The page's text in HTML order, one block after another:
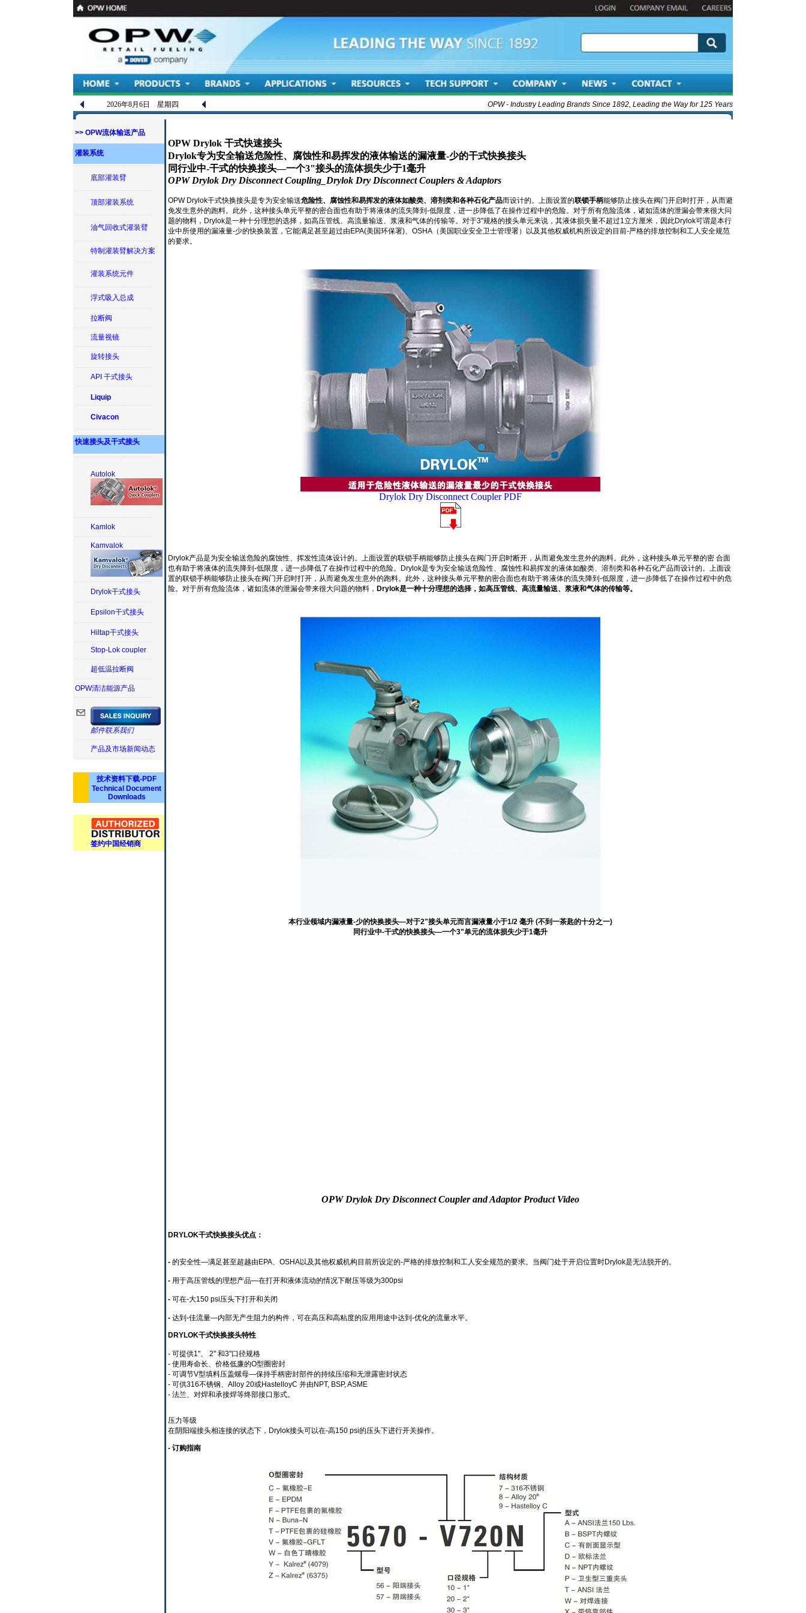
2026年8月6日 星期四 OPW - Industry Leading Brands Since 1892, Leading the Way for 125 Years
>> OPW流体输送产品
灌装系统
底部灌装臂
顶部灌装系统
油气回收式灌装臂
特制灌装臂解决方案
灌装系统元件
浮式吸入总成
拉断阀
流量视镜
旋转接头
API 干式接头
Liquip
Civacon
快速接头及干式接头
Autolok
Kamlok
Kamvalok
Drylok干式接头
Epsilon干式接头
Hiltap干式接头
Stop-Lok coupler
超低温拉断阀
OPW清洁能源产品
邮件联系我们
产品及市场新闻动态
技术资料下载-PDF
Technical Document
Downloads
签约中国经销商
OPW Drylok 干式快速接头
Drylok专为安全输送危险性、腐蚀性和易挥发的液体输送的漏液量-少的干式快换接头
同行业中-干式的快换接头—一个3"接头的流体损失少于1毫升
OPW Drylok Dry Disconnect Coupling_Drylok Dry Disconnect Couplers & Adaptors
OPW Drylok干式快换接头是专为安全输送危险性、腐蚀性和易挥发的液体如酸类、溶剂类和各种石化产品而设计的。上面设置的联锁手柄能够防止接头在阀门开启时打开，从而避
免发生意外的跑料。此外，这种接头单元平整的密合面也有助于将液体的流失降到-低限度，进一步降低了在操作过程中的危险。对于所有危险流体，诸如流体的泄漏会带来很大问
题的物料，Drylok是一种十分理想的选择，如高压管线、高流量输送、浆液和气体的传输等。对于3"规格的接头单元来说，其液体损失量不超过1立方厘米，因此Drylok可谓是本行
业中所使用的漏液量-少的快换装置，它能满足甚至超过由EPA(美国环保署)、OSHA（美国职业安全卫士管理署）以及其他权威机构所设定的目前-严格的排放控制和工人安全规范
的要求。
Drylok Dry Disconnect Coupler PDF
Drylok产品是为安全输送危险的腐蚀性、挥发性流体设计的。上面设置的联锁手柄能够防止接头在阀门开启时断开，从而避免发生意外的跑料。此外，这种接头单元平整的密 合面
也有助于将液体的流失降到-低限度，进一步降低了在操作过程中的危险。Drylok是专为安全输送危险性、腐蚀性和易挥发的液体如酸类、溶剂类和各种石化产品而设计的。上面设
置的联锁手柄能够防止接头在阀门开启时打开，从而避免发生意外的跑料。此外，这种接头单元平整的密合面也有助于将液体的流失降到-低限度，进一步降低了在操作过程中的危
险。对于所有危险流体，诸如流体的泄漏会带来很大问题的物料， Drylok是一种十分理想的选择，如高压管线、高流量输送、浆液和气体的传输等。
本行业领域内漏液量-少的快换接头—对于2"接头单元而言漏液量小于1/2 毫升 (不到一茶匙的十分之一)
同行业中-干式的快换接头—一个3"单元的流体损失少于1毫升
OPW Drylok Dry Disconnect Coupler and Adaptor Product Video
DRYLOK干式快换接头优点：
- 的安全性—满足甚至超越由EPA、OSHA以及其他权威机构目前所设定的-严格的排放控制和工人安全规范的要求。当阀门处于开启位置时Drylok是无法脱开的。
- 用于高压管线的理想产品—在打开和液体流动的情况下耐压等级为300psi
- 可在-大150 psi压头下打开和关闭
- 达到-佳流量—内部无产生阻力的构件，可在高压和高粘度的应用用途中达到-优化的流量水平。
DRYLOK干式快换接头特性
- 可提供1"、 2" 和3"口径规格
- 使用寿命长、价格低廉的O型圈密封
- 可调节V型填料压盖螺母—保持手柄密封部件的持续压缩和无泄露密封状态
- 可供316不锈钢、Alloy 20或HastelloyC 并由NPT, BSP, ASME
- 法兰、对焊和承接焊等终部接口形式。
压力等级
在阴阳端接头相连接的状态下，Drylok接头可以在-高150 psi的压头下进行开关操作。
- 订购指南